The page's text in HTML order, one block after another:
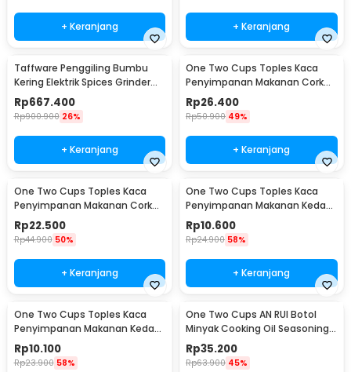
+ Keranjang + Keranjang
Taffware Penggiling Bumbu
Kering Elektrik Spices Grinder
800g 2400W - HC-800Y
Rp667.400
Rp900.900 26%
+ Keranjang
One Two Cups Toples Kaca
Penyimpanan Makanan Cork
Seal Storage Jar 800ml - E1
Rp26.400
Rp50.900 49%
+ Keranjang
One Two Cups Toples Kaca
Penyimpanan Makanan Cork
Seal Storage Jar 500ml - E1
Rp22.500
Rp44.900 50%
+ Keranjang
One Two Cups Toples Kaca
Penyimpanan Makanan Kedap
Udara Storage Jar 350ml -
GH1270
Rp10.600
Rp24.900 58%
+ Keranjang
One Two Cups Toples Kaca
Penyimpanan Makanan Kedap
Udara Storage Jar 250ml -
GH1270
Rp10.100
Rp23.900 58%
One Two Cups AN RUI Botol
Minyak Cooking Oil Seasoning
Bottle 550ml - YH-033
Rp35.200
Rp63.900 45%